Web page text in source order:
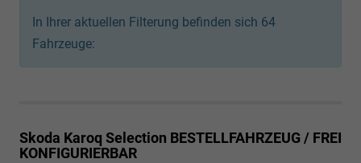
In Ihrer aktuellen Filterung befinden sich 64
Fahrzeuge:
Skoda Karoq Selection BESTELLFAHRZEUG / FREI
KONFIGURIERBAR